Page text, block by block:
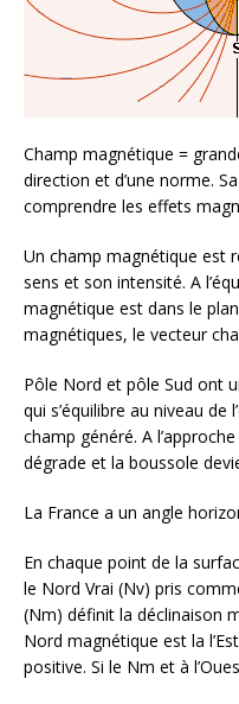
Champ magnétique =
direction et d’une norme.
comprendre les effets
Un champ magnétique est
sens et son intensité. A
magnétique est dans le
magnétiques, le vecteur
Pôle Nord et pôle Sud ont
qui s’équilibre au niveau de
champ généré. A
dégrade et la boussole
La France a un angle
En chaque point de la
le Nord Vrai (Nv) pris
(Nm) définit la déclinaison
Nord magnétique est la
positive. Si le Nm et à